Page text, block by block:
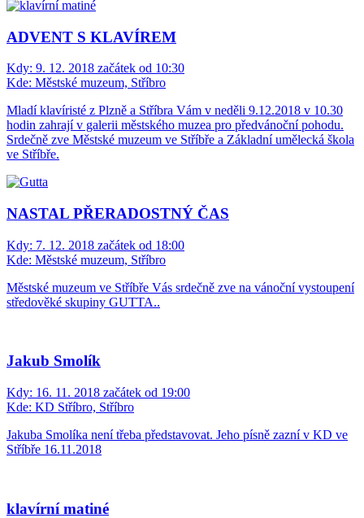
ADVENT S KLAVÍREM
Kdy: 9. 12. 2018 začátek od 10:30
Kde: Městské muzeum, Stříbro
Mladí klavíristé z Plzně a Stříbra Vám v neděli 9.12.2018 v 10.30
hodin zahrají v galerii městského muzea pro předvánoční pohodu.
Srdečně zve Městské muzeum ve Stříbře a Základní umělecká škola
ve Stříbře.
NASTAL PŘERADOSTNÝ ČAS
Kdy: 7. 12. 2018 začátek od 18:00
Kde: Městské muzeum, Stříbro
Městské muzeum ve Stříbře Vás srdečně zve na vánoční vystoupení
středověké skupiny GUTTA..
Jakub Smolík
Kdy: 16. 11. 2018 začátek od 19:00
Kde: KD Stříbro, Stříbro
Jakuba Smolíka není třeba představovat. Jeho písně zazní v KD ve
Stříbře 16.11.2018
klavírní matiné